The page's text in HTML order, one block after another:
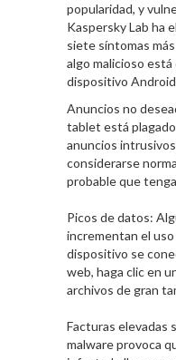
popularidad, y
Kaspersky Lab ha
siete síntomas
algo malicioso
dispositivo
Anuncios no
tablet está
anuncios
considerarse
probable que
Picos de datos:
incrementan el
dispositivo se
web, haga clic en
archivos de gran
Facturas elevadas
malware provoca